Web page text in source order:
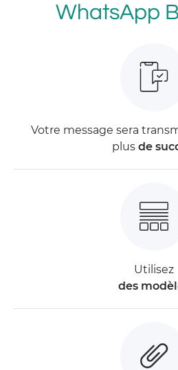
WhatsApp
Votre message sera
plus de
Utilisez
des